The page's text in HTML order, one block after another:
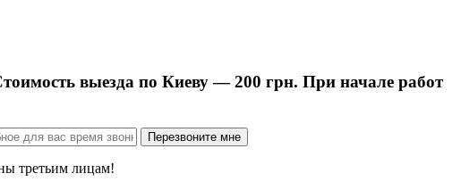
выезда по Киеву — 200 грн. При начале работ
третьим лицам!